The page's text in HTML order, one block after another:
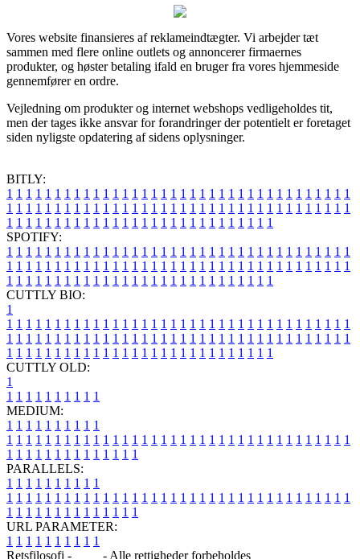
Vores website finansieres af reklameindtægter. Vi arbejder tæt
sammen med flere online outlets og annoncerer firmaernes
produkter, og høster betaling ifald en bruger fra vores hjemmeside
gennemfører en ordre.
Vejledning om produkter og internet webshops vedligeholdes tit,
men der tages ikke ansvar for forandringer der potentielt er foretaget
siden nyligste opdatering af sidens oplysninger.
BITLY:
1 1 1 1 1 1 1 1 1 1 1 1 1 1 1 1 1 1 1 1 1 1 1 1 1 1 1 1 1 1 1 1 1 1 1 1
1 1 1 1 1 1 1 1 1 1 1 1 1 1 1 1 1 1 1 1 1 1 1 1 1 1 1 1 1 1 1 1 1 1 1 1
1 1 1 1 1 1 1 1 1 1 1 1 1 1 1 1 1 1 1 1 1 1 1 1 1 1 1 1
SPOTIFY:
1 1 1 1 1 1 1 1 1 1 1 1 1 1 1 1 1 1 1 1 1 1 1 1 1 1 1 1 1 1 1 1 1 1 1 1
1 1 1 1 1 1 1 1 1 1 1 1 1 1 1 1 1 1 1 1 1 1 1 1 1 1 1 1 1 1 1 1 1 1 1 1
1 1 1 1 1 1 1 1 1 1 1 1 1 1 1 1 1 1 1 1 1 1 1 1 1 1 1 1
CUTTLY BIO:
1
1 1 1 1 1 1 1 1 1 1 1 1 1 1 1 1 1 1 1 1 1 1 1 1 1 1 1 1 1 1 1 1 1 1 1 1
1 1 1 1 1 1 1 1 1 1 1 1 1 1 1 1 1 1 1 1 1 1 1 1 1 1 1 1 1 1 1 1 1 1 1 1
1 1 1 1 1 1 1 1 1 1 1 1 1 1 1 1 1 1 1 1 1 1 1 1 1 1 1 1
CUTTLY OLD:
1
1 1 1 1 1 1 1 1 1 1
MEDIUM:
1 1 1 1 1 1 1 1 1 1
1 1 1 1 1 1 1 1 1 1 1 1 1 1 1 1 1 1 1 1 1 1 1 1 1 1 1 1 1 1 1 1 1 1 1 1
1 1 1 1 1 1 1 1 1 1 1 1 1 1
PARALLELS:
1 1 1 1 1 1 1 1 1 1
1 1 1 1 1 1 1 1 1 1 1 1 1 1 1 1 1 1 1 1 1 1 1 1 1 1 1 1 1 1 1 1 1 1 1 1
1 1 1 1 1 1 1 1 1 1 1 1 1 1
URL PARAMETER:
1 1 1 1 1 1 1 1 1 1
Retsfilosofi -
- Alle rettigheder forbeholdes